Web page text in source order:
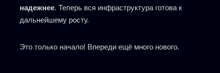
надежнее. Теперь вся инфраструктура готова к
дальнейшему росту.
Это только начало! Впереди ещё много нового.